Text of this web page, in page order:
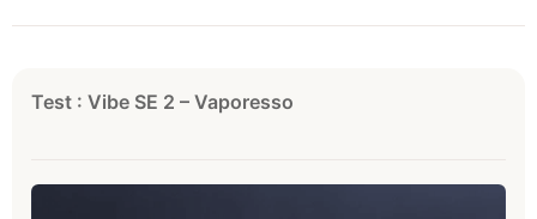
Test : Vibe SE 2 – Vaporesso